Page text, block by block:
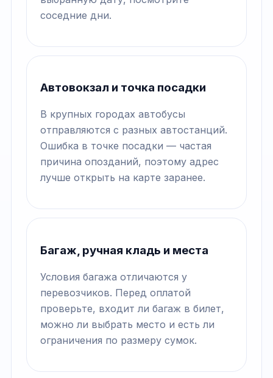
соседние дни.
Автовокзал и точка посадки
В крупных городах автобусы
отправляются с разных автостанций.
Ошибка в точке посадки — частая
причина опозданий, поэтому адрес
лучше открыть на карте заранее.
Багаж, ручная кладь и места
Условия багажа отличаются у
перевозчиков. Перед оплатой
проверьте, входит ли багаж в билет,
можно ли выбрать место и есть ли
ограничения по размеру сумок.